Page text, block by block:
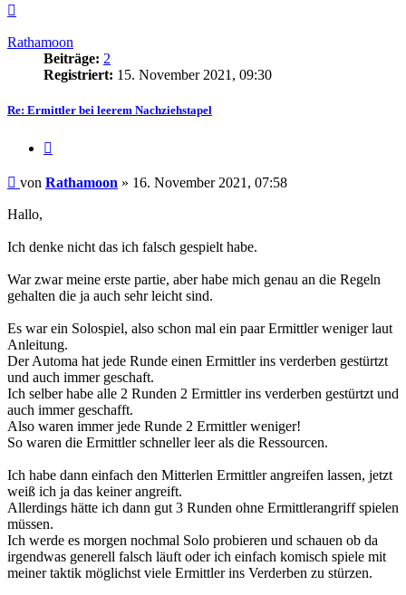
Rathamoon
Beiträge: 2
Registriert: 15. November 2021, 09:30
Re: Ermittler bei leerem Nachziehstapel
Beitrag
von Rathamoon » 16. November 2021, 07:58
Hallo,
Ich denke nicht das ich falsch gespielt habe.
War zwar meine erste partie, aber habe mich genau an die Regeln
gehalten die ja auch sehr leicht sind.
Es war ein Solospiel, also schon mal ein paar Ermittler weniger laut
Anleitung.
Der Automa hat jede Runde einen Ermittler ins verderben gestürtzt
und auch immer geschaft.
Ich selber habe alle 2 Runden 2 Ermittler ins verderben gestürtzt und
auch immer geschafft.
Also waren immer jede Runde 2 Ermittler weniger!
So waren die Ermittler schneller leer als die Ressourcen.
Ich habe dann einfach den Mitterlen Ermittler angreifen lassen, jetzt
weiß ich ja das keiner angreift.
Allerdings hätte ich dann gut 3 Runden ohne Ermittlerangriff spielen
müssen.
Ich werde es morgen nochmal Solo probieren und schauen ob da
irgendwas generell falsch läuft oder ich einfach komisch spiele mit
meiner taktik möglichst viele Ermittler ins Verderben zu stürzen.